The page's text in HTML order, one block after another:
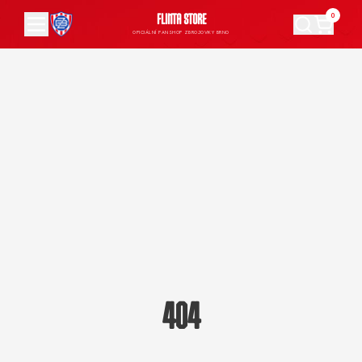
FLINTA STORE
OFICIÁLNÍ FANSHOP ZBROJOVKY BRNO
0
404